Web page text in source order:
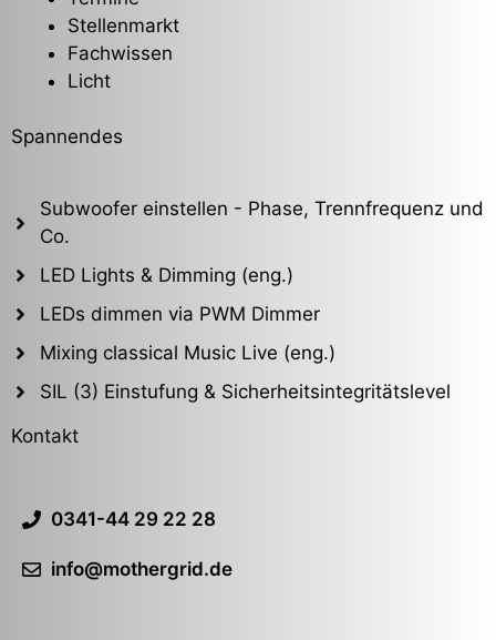
Stellenmarkt
Fachwissen
Licht
Spannendes
Subwoofer einstellen - Phase, Trennfrequenz und
Co.
LED Lights & Dimming (eng.)
LEDs dimmen via PWM Dimmer
Mixing classical Music Live (eng.)
SIL (3) Einstufung & Sicherheitsintegritätslevel
Kontakt
0341-44 29 22 28
info@mothergrid.de